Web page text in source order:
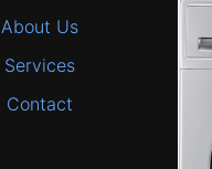
About Us
Services
Contact